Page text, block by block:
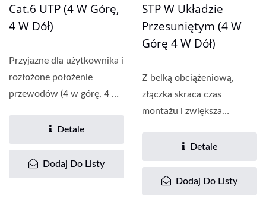
Cat.6 UTP (4 W Górę,
4 W Dół)
Przyjazne dla użytkownika i
rozłożone położenie
przewodów (4 w górę, 4 w
Detale
Dodaj Do Listy
STP W Układzie
Przesuniętym (4 W
Górę 4 W Dół)
Z belką obciążeniową,
złączka skraca czas
montażu i zwiększa
Detale
Dodaj Do Listy